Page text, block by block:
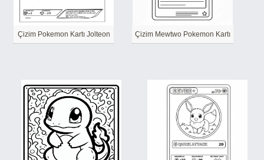
Çizim Pokemon Kartı Jolteon Çizim Mewtwo Pokemon Kartı